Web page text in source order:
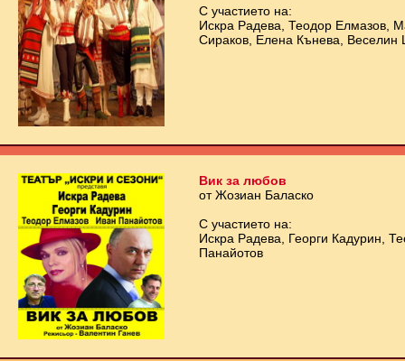
С участието на:
Искра Радева, Теодор Елмазов,
Сираков, Елена Кънева, Веселин
Вик за любов
от Жозиан Баласко
С участието на:
Искра Радева, Георги Кадурин,
Панайотов